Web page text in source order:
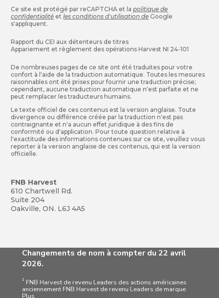
Ce site est protégé par reCAPTCHA et lapolitique de
confidentialité etles conditions d'utilisation de Google
s'appliquent.
Rapport du CEI aux détenteurs de titres
Appariement et règlement des opérations Harvest NI 24-101
De nombreuses pages de ce site ont été traduites pour votre
confort à l'aide de la traduction automatique. Toutes les mesures
raisonnables ont été prises pour fournir une traduction précise;
cependant, aucune traduction automatique n'est parfaite et ne
peut remplacer les traducteurs humains.
Le texte officiel de ces contenus est la version anglaise. Toute
divergence ou différence créée par la traduction n'est pas
contraignante et n'a aucun effet juridique à des fins de
conformité ou d'application. Pour toute question relative à
l'exactitude des informations contenues sur ce site, veuillez vous
reporter à la version anglaise de ces contenus, qui est la version
officielle.
FNB Harvest
610 Chartwell Rd.
Suite 204
Oakville, ON. L6J 4A5
Changements de nom à compter du 22 avril
2026.
1 FNB Harvest de revenu Leaders des actions américaines
anciennement FNB Harvest de revenu Leaders de marque
Plus